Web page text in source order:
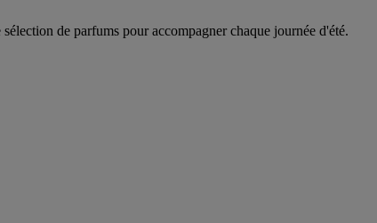
de parfums pour accompagner chaque journée d'été.